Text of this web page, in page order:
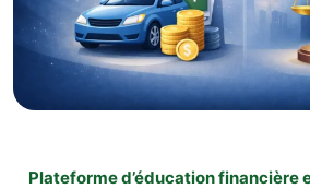
Plateforme d’éducation financière